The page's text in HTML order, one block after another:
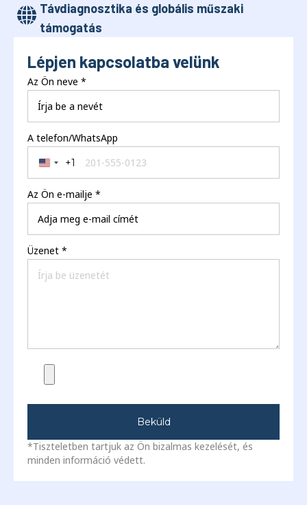
Távdiagnosztika és globális műszaki
támogatás
Lépjen kapcsolatba velünk
Az Ön neve *
A telefon/WhatsApp
United States +1
+1
Az Ön e-mailje *
Üzenet *
Beküld
*Tiszteletben tartjuk az Ön bizalmas kezelését, és
minden információ védett.